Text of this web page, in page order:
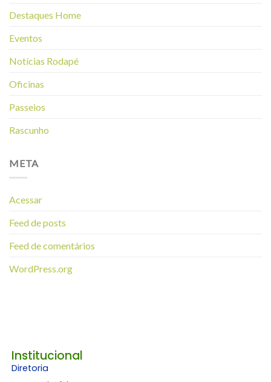
Destaques Home
Eventos
Notícias Rodapé
Oficinas
Passeios
Rascunho
META
Acessar
Feed de posts
Feed de comentários
WordPress.org
Institucional
Diretoria